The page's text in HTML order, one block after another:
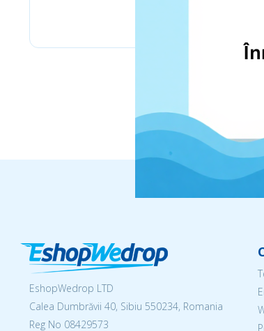
EshopWedrop LTD
Calea Dumbrăvii 40, Sibiu 550234, Romania
Reg No 08429573